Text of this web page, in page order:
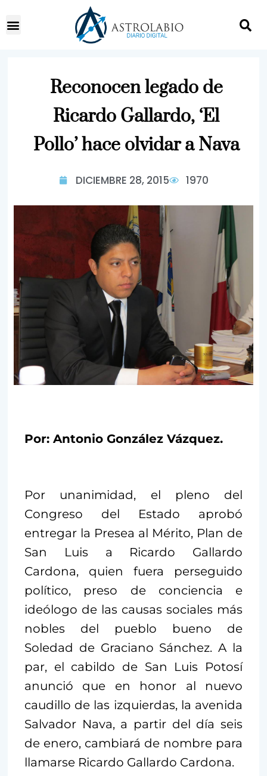
Reconocen legado de
Ricardo Gallardo, ‘El
Pollo’ hace olvidar a Nava
DICIEMBRE 28, 2015 1970
Por: Antonio González Vázquez.
Por unanimidad, el pleno del
Congreso del Estado aprobó
entregar la Presea al Mérito, Plan de
San Luis a Ricardo Gallardo
Cardona, quien fuera perseguido
político, preso de conciencia e
ideólogo de las causas sociales más
nobles del pueblo bueno de
Soledad de Graciano Sánchez. A la
par, el cabildo de San Luis Potosí
anunció que en honor al nuevo
caudillo de las izquierdas, la avenida
Salvador Nava, a partir del día seis
de enero, cambiará de nombre para
llamarse Ricardo Gallardo Cardona.